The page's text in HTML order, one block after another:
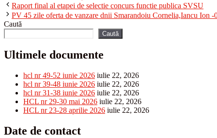
Raport final al etapei de selectie concurs functie publica SVSU
PV 45 zile oferta de vanzare dnii Smarandoiu Cornelia,Iancu Ion -
Caută
Caută
Ultimele documente
hcl nr 49-52 iunie 2026 iulie 22, 2026
hcl nr 39-48 iunie 2026 iulie 22, 2026
hcl nr 31-38 iunie 2026 iulie 22, 2026
HCL nr 29-30 mai 2026 iulie 22, 2026
HCL nr 23-28 aprilie 2026 iulie 22, 2026
Date de contact